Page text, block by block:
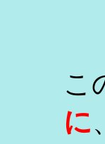
こ
に、